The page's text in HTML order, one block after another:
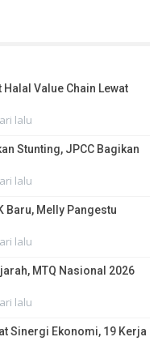
Value Chain Lewat
lalu
Stunting, JPCC Bagikan
lalu
Baru, Melly Pangestu
lalu
MTQ Nasional 2026
lalu
Sinergi Ekonomi, 19 Kerja